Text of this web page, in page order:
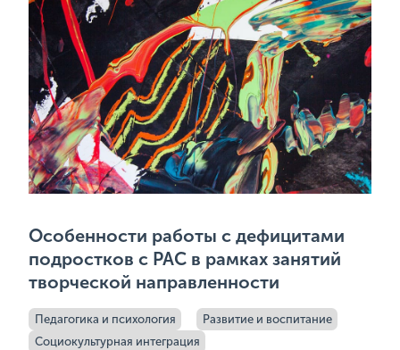
Особенности работы с дефицитами
подростков с РАС в рамках занятий
творческой направленности
Педагогика и психология
Развитие и воспитание
Социокультурная интеграция